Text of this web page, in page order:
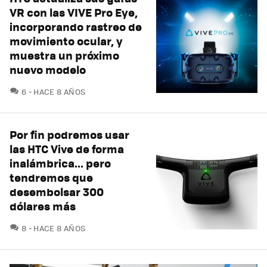
VR con las VIVE Pro Eye,
incorporando rastreo de
movimiento ocular, y
muestra un próximo
nuevo modelo
6 COMENTARIOS
HACE 8 AÑOS
Por fin podremos usar
las HTC Vive de forma
inalámbrica... pero
tendremos que
desembolsar 300
dólares más
8 COMENTARIOS
HACE 8 AÑOS